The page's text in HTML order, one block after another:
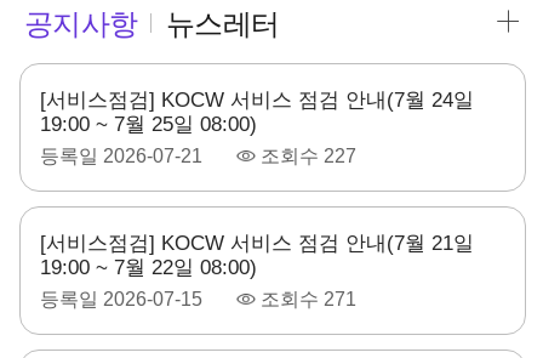
공지사항 뉴스레터
[서비스점검] KOCW 서비스 점검 안내(7월 24일
19:00 ~ 7월 25일 08:00)
등록일 2026-07-21 조회수 227
[서비스점검] KOCW 서비스 점검 안내(7월 21일
19:00 ~ 7월 22일 08:00)
등록일 2026-07-15 조회수 271